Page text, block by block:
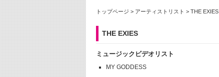
トップページ > アーティストリスト > THE EXIES
THE EXIES
ミュージックビデオリスト
MY GODDESS